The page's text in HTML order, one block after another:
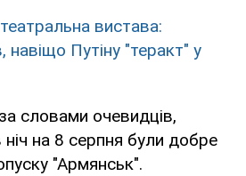
вистава:
навіщо Путіну "теракт" у
словами очевидців,
ніч на 8 серпня були добре
"Армянськ".